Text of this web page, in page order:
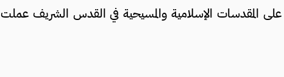
على المقدسات الإسلامية والمسيحية في القدس الشريف عملت